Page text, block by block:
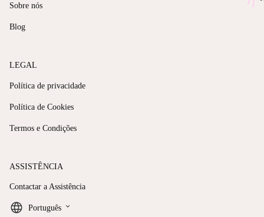
Sobre nós
Blog
LEGAL
Política de privacidade
Política de Cookies
Termos e Condições
ASSISTÊNCIA
Contactar a Assistência
Português keyboard_arrow_down